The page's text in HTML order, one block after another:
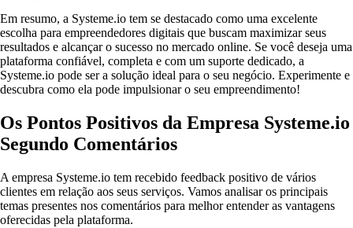
Em resumo, a Systeme.io tem se destacado como uma excelente
escolha para empreendedores digitais que buscam maximizar seus
resultados e alcançar o sucesso no mercado online. Se você deseja uma
plataforma confiável, completa e com um suporte dedicado, a
Systeme.io pode ser a solução ideal para o seu negócio. Experimente e
descubra como ela pode impulsionar o seu empreendimento!
Os Pontos Positivos da Empresa Systeme.io
Segundo Comentários
A empresa Systeme.io tem recebido feedback positivo de vários
clientes em relação aos seus serviços. Vamos analisar os principais
temas presentes nos comentários para melhor entender as vantagens
oferecidas pela plataforma.